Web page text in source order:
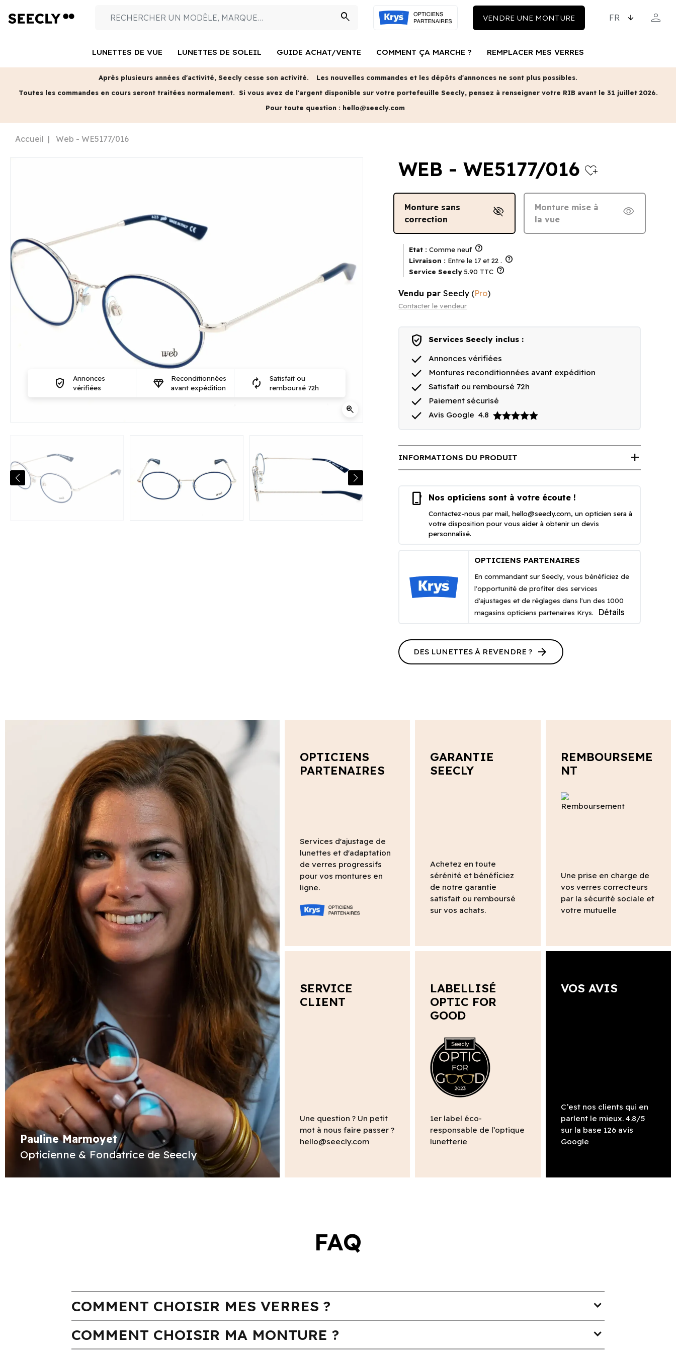
search VENDRE UNE MONTURE person
LUNETTES DE VUE LUNETTES DE SOLEIL GUIDE ACHAT/VENTE COMMENT ÇA MARCHE ? REMPLACER MES VERRES
Après plusieurs années d'activité, Seecly cesse son activité.
Les nouvelles commandes et les dépôts d'annonces ne sont plus possibles.
Toutes les commandes en cours seront traitées normalement. Si vous avez de l'argent disponible sur votre portefeuille Seecly, pensez à renseigner votre RIB avant le 31 juillet 2026.
Pour toute question : hello@seecly.com
Accueil Web - WE5177/016
zoom_in
verified_user
Annonces
vérifiées
diamond
Reconditionnées
avant expédition
autorenew
Satisfait ou
remboursé 72h
WEB - WE5177/016 heart_plus
Monture sans
correction
visibility_off
Monture mise à
la vue
visibility
Etat : Comme neuf help
Livraison : Entre le 17 et 22 . help
Service Seecly 5.90 TTC help
Vendu parSeecly (Pro)
Contacter le vendeur
verified_user Services Seecly inclus :
done Annonces vérifiées
done Montures reconditionnées avant expédition
done Satisfait ou remboursé 72h
done Paiement sécurisé
done Avis Google4.8
INFORMATIONS DU PRODUIT add
phone_iphone Nos opticiens sont à votre écoute !
Contactez-nous par mail,hello@seecly.com, un opticien sera à
votre disposition pour vous aider à obtenir un devis
personnalisé.
OPTICIENS PARTENAIRES
En commandant sur Seecly, vous bénéficiez de
l'opportunité de profiter des services
d'ajustages et de réglages dans l'un des 1000
magasins opticiens partenaires Krys.
Détails
DES LUNETTES À REVENDRE ? arrow_forward
Pauline Marmoyet
Opticienne & Fondatrice de Seecly
OPTICIENS
PARTENAIRES
Services d'ajustage de
lunettes et d'adaptation
de verres progressifs
pour vos montures en
ligne.
GARANTIE
SEECLY
Achetez en toute
sérénité et bénéficiez
de notre garantie
satisfait ou remboursé
sur vos achats.
REMBOURSEME
NT
Une prise en charge de
vos verres correcteurs
par la sécurité sociale et
votre mutuelle
SERVICE
CLIENT
Une question ? Un petit
mot à nous faire passer ?
hello@seecly.com
LABELLISÉ
OPTIC FOR
GOOD
1er label éco-
responsable de l’optique
lunetterie
VOS AVIS
C’est nos clients qui en
parlent le mieux. 4.8/5
sur la base 126 avis
Google
FAQ
COMMENT CHOISIR MES VERRES ? expand_more
COMMENT CHOISIR MA MONTURE ? expand_more